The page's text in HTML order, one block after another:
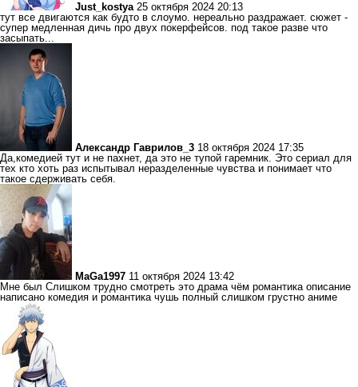
Just_kostya 25 октября 2024 20:13
тут все двигаются как будто в слоумо. нереально раздражает. сюжет -
супер медленная дичь про двух покерфейсов. под такое разве что
засыпать...
Александр Гаврилов_3 18 октября 2024 17:35
Да,комедией тут и не пахнет, да это не тупой гаремник. Это сериал для
тех кто хоть раз испытывал неразделенные чувства и понимает что
такое сдерживать себя.
MaGa1997 11 октября 2024 13:42
Мне был Слишком трудно смотреть это драма чём романтика описание
написано комедия и романтика чушь полный слишком грустно аниме